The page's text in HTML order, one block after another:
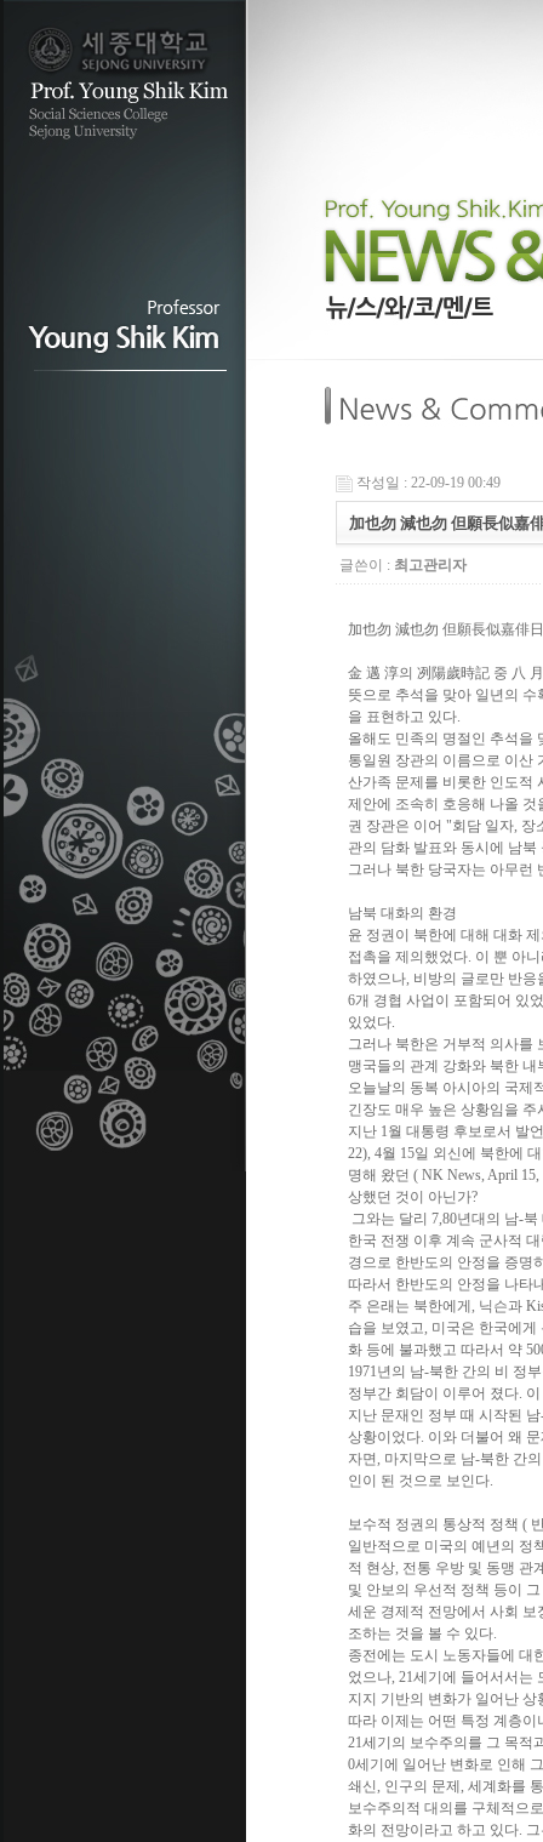
작성일 : 22-09-19 00:49
加也勿 減也勿 但願長似嘉
글쓴이 : 최고관리자
加也勿 減也勿 但願長似嘉俳
金 邁 淳의 冽陽歲時記 중 八
뜻으로 추석을 맞아 일년의
을 표현하고 있다.
올해도 민족의 명절인 추석을
통일원 장관의 이름으로 이산
산가족 문제를 비롯한 인도적
제안에 조속히 호응해 나올
권 장관은 이어 "회담 일자,
관의 담화 발표와 동시에 남
그러나 북한 당국자는 아무런
남북 대화의 환경
윤 정권이 북한에 대해 대화
접촉을 제의했었다. 이 뿐 아
하였으나, 비방의 글로만 반응
6개 경협 사업이 포함되어 있
있었다.
그러나 북한은 거부적 의사를
맹국들의 관계 강화와 북한
오늘날의 동복 아시아의 국제
긴장도 매우 높은 상황임을
지난 1월 대통령 후보로서 발
22), 4월 15일 외신에 북한에
명해 왔던 ( NK News, April
상했던 것이 아닌가?
그와는 달리 7,80년대의 남-
한국 전쟁 이후 계속 군사적
경으로 한반도의 안정을 증명
따라서 한반도의 안정을 나타
주 은래는 북한에게, 닉슨과
습을 보였고, 미국은 한국에
화 등에 불과했고 따라서 약
1971년의 남-북한 간의 비 정
정부간 회담이 이루어 졌다.
지난 문재인 정부 때 시작된
상황이었다. 이와 더불어 왜
자면, 마지막으로 남-북한 간
인이 된 것으로 보인다.
보수적 정권의 통상적 정책 (
일반적으로 미국의 예년의 정
적 현상, 전통 우방 및 동맹 관
및 안보의 우선적 정책 등이
세운 경제적 전망에서 사회
조하는 것을 볼 수 있다.
종전에는 도시 노동자들에 대
었으나, 21세기에 들어서서는
지지 기반의 변화가 일어난
따라 이제는 어떤 특정 계층
21세기의 보수주의를 그 목적
0세기에 일어난 변화로 인해
쇄신, 인구의 문제, 세계화를
보수주의적 대의를 구체적으
화의 전망이라고 하고 있다.